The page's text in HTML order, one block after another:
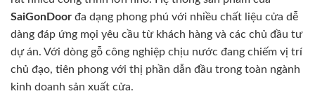
SaiGonDoor đa dạng phong phú với nhiều chất liệu cửa dễ
dàng đáp ứng mọi yêu cầu từ khách hàng và các chủ đầu tư
dự án. Với dòng gỗ công nghiệp chịu nước đang chiếm vị trí
chủ đạo, tiên phong với thị phần dẫn đầu trong toàn ngành
kinh doanh sản xuất cửa.